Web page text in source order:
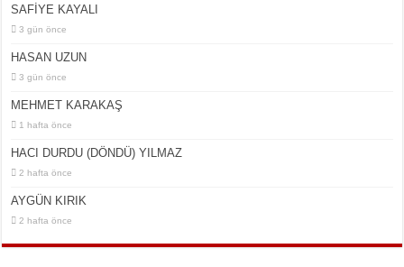
SAFİYE KAYALI
3 gün önce
HASAN UZUN
3 gün önce
MEHMET KARAKAŞ
1 hafta önce
HACI DURDU (DÖNDÜ) YILMAZ
2 hafta önce
AYGÜN KIRIK
2 hafta önce